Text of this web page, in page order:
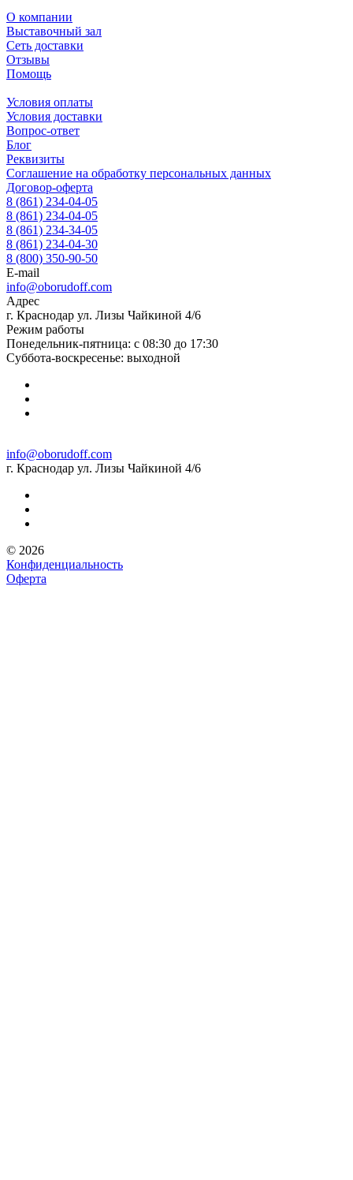
О компании
Выставочный зал
Сеть доставки
Отзывы
Помощь
Условия оплаты
Условия доставки
Вопрос-ответ
Блог
Реквизиты
Соглашение на обработку персональных данных
Договор-оферта
8 (861) 234-04-05
8 (861) 234-04-05
8 (861) 234-34-05
8 (861) 234-04-30
8 (800) 350-90-50
E-mail
info@oborudoff.com
Адрес
г. Краснодар ул. Лизы Чайкиной 4/6
Режим работы
Понедельник-пятница: с 08:30 до 17:30
Суббота-воскресенье: выходной
info@oborudoff.com
г. Краснодар ул. Лизы Чайкиной 4/6
© 2026
Конфиденциальность
Оферта